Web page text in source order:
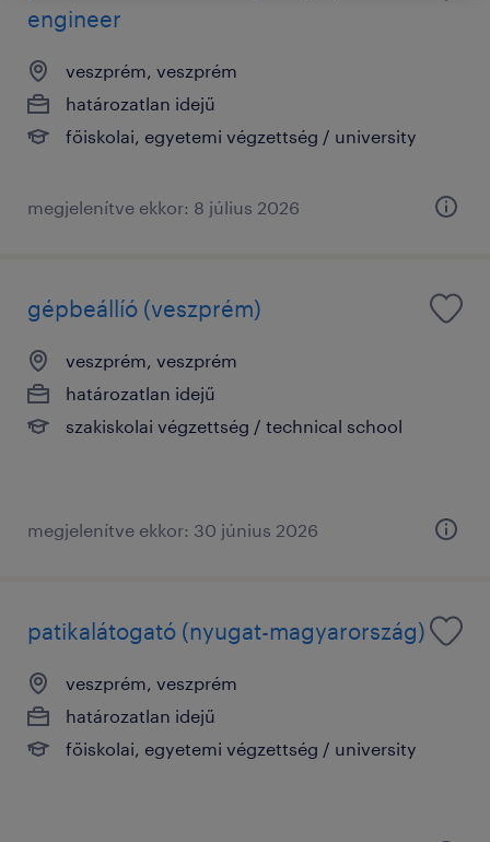
engineer
veszprém, veszprém
határozatlan idejű
főiskolai, egyetemi végzettség / university
megjelenítve ekkor: 8 július 2026
gépbeállíó (veszprém)
veszprém, veszprém
határozatlan idejű
szakiskolai végzettség / technical school
megjelenítve ekkor: 30 június 2026
patikalátogató (nyugat-magyarország)
veszprém, veszprém
határozatlan idejű
főiskolai, egyetemi végzettség / university